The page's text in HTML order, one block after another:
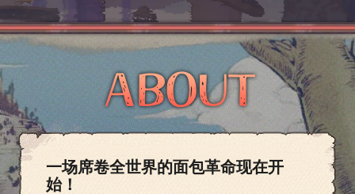
ABOUT
一场席卷全世界的面包革命现在开
始！